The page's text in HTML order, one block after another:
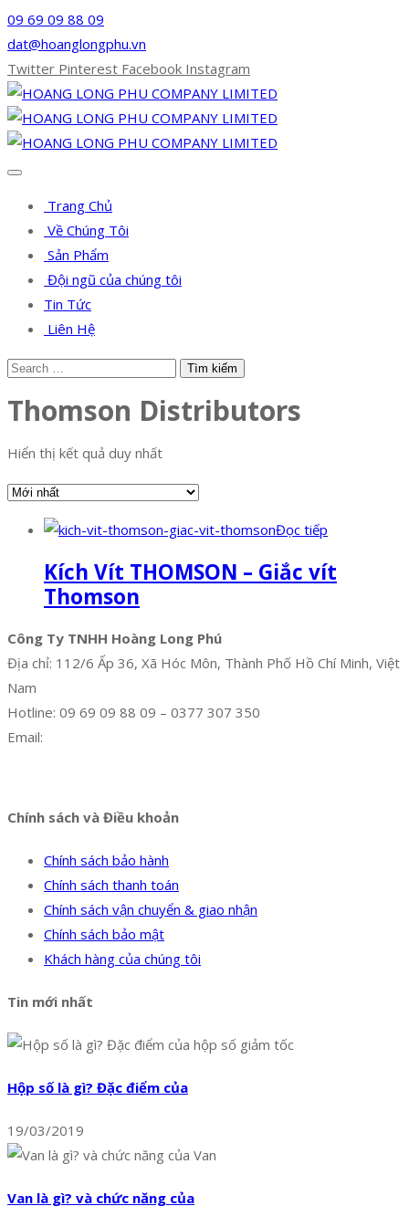
09 69 09 88 09
dat@hoanglongphu.vn
Twitter Pinterest Facebook Instagram
Trang Chủ
Về Chúng Tôi
Sản Phẩm
Đội ngũ của chúng tôi
Tin Tức
Liên Hệ
Thomson Distributors
Hiển thị kết quả duy nhất
Đọc tiếp
Kích Vít THOMSON – Giắc vít
Thomson
Công Ty TNHH Hoàng Long Phú
Địa chỉ: 112/6 Ấp 36, Xã Hóc Môn, Thành Phố Hồ Chí Minh, Việt
Nam
Hotline: 09 69 09 88 09 – 0377 307 350
Email:
Chính sách và Điều khoản
Chính sách bảo hành
Chính sách thanh toán
Chính sách vận chuyển & giao nhận
Chính sách bảo mật
Khách hàng của chúng tôi
Tin mới nhất
Hộp số là gì? Đặc điểm của
19/03/2019
Van là gì? và chức năng của